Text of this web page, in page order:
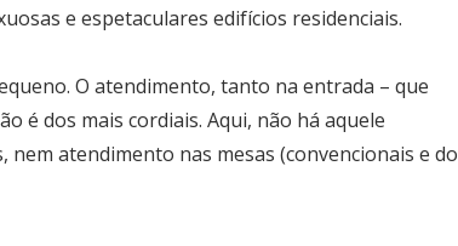
e espetaculares edifícios residenciais.
O atendimento, tanto na entrada – que
é dos mais cordiais. Aqui, não há aquele
atendimento nas mesas (convencionais e do